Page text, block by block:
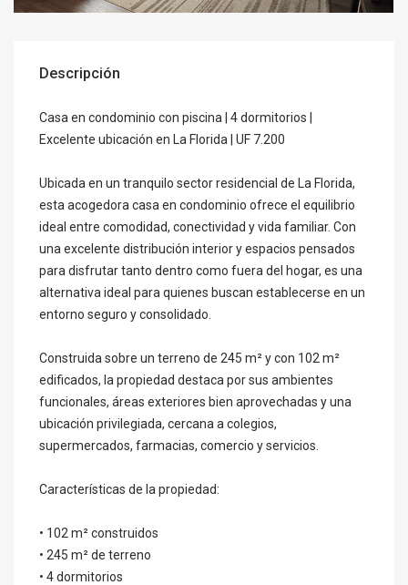
Descripción
Casa en condominio con piscina | 4 dormitorios |
Excelente ubicación en La Florida | UF 7.200
Ubicada en un tranquilo sector residencial de La Florida,
esta acogedora casa en condominio ofrece el equilibrio
ideal entre comodidad, conectividad y vida familiar. Con
una excelente distribución interior y espacios pensados
para disfrutar tanto dentro como fuera del hogar, es una
alternativa ideal para quienes buscan establecerse en un
entorno seguro y consolidado.
Construida sobre un terreno de 245 m² y con 102 m²
edificados, la propiedad destaca por sus ambientes
funcionales, áreas exteriores bien aprovechadas y una
ubicación privilegiada, cercana a colegios,
supermercados, farmacias, comercio y servicios.
Características de la propiedad:
• 102 m² construidos
• 245 m² de terreno
• 4 dormitorios